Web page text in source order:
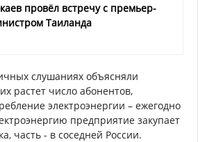
провёл встречу с премьер-
Таиланда
слушаниях объясняли
растет число абонентов,
электроэнергии – ежегодно
предприятие закупает
часть - в соседней России.